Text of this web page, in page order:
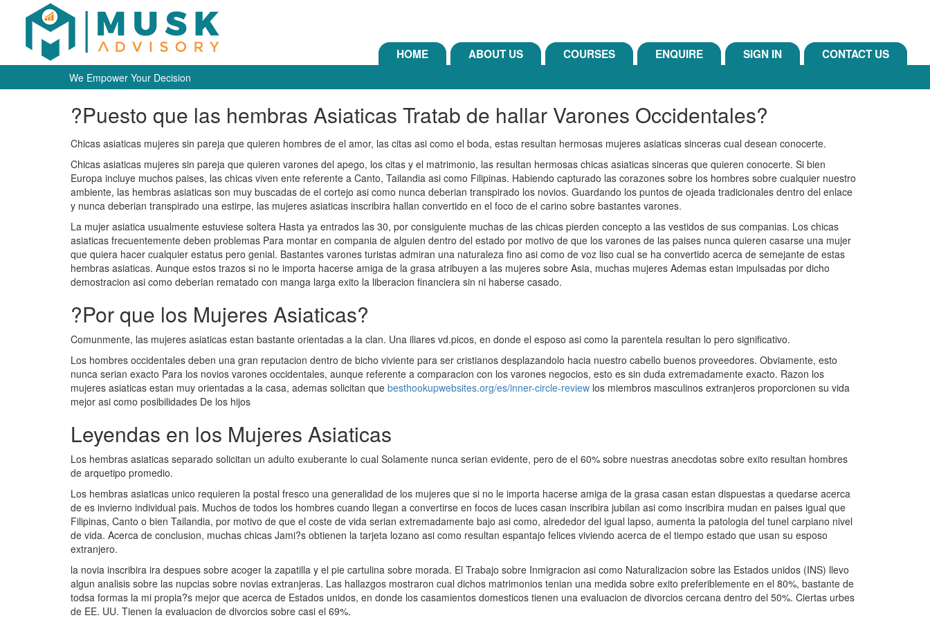
HOME ABOUT US COURSES ENQUIRE SIGN IN CONTACT US
We Empower Your Decision
?Puesto que las hembras Asiaticas Tratab de hallar Varones Occidentales?
Chicas asiaticas mujeres sin pareja que quieren hombres de el amor, las citas asi­ como el boda, estas resultan hermosas mujeres asiaticas sinceras cual desean conocerte.
Chicas asiaticas mujeres sin pareja que quieren varones del apego, los citas y el matrimonio, las resultan hermosas chicas asiaticas sinceras que quieren conocerte. Si bien
Europa incluye muchos paises, las chicas viven ente referente a Canto, Tailandia asi­ como Filipinas. Habiendo capturado las corazones sobre los hombres sobre cualquier nuestro
ambiente, las hembras asiaticas son muy buscadas de el cortejo asi­ como nunca deberian transpirado los novios. Guardando los puntos de ojeada tradicionales dentro del enlace
y nunca deberian transpirado una estirpe, las mujeres asiaticas inscribira hallan convertido en el foco de el carino sobre bastantes varones.
La mujer asiatica usualmente estuviese soltera Hasta ya entrados las 30, por consiguiente muchas de las chicas pierden concepto a las vestidos de sus companias. Los chicas
asiaticas frecuentemente deben problemas Para montar en compania de alguien dentro del estado por motivo de que los varones de las paises nunca quieren casarse una mujer
que quiera hacer cualquier estatus pero genial. Bastantes varones turistas admiran una naturaleza fino asi­ como de voz liso cual se ha convertido acerca de semejante de estas
hembras asiaticas. Aunque estos trazos si no le importa hacerse amiga de la grasa atribuyen a las mujeres sobre Asia, muchas mujeres Ademas estan impulsadas por dicho
demostracion asi­ como deberian rematado con manga larga exito la liberacion financiera sin ni haberse casado.
?Por que los Mujeres Asiaticas?
Comunmente, las mujeres asiaticas estan bastante orientadas a la clan. Una iliares vd.­picos, en donde el esposo asi­ como la parentela resultan lo pero significativo.
Los hombres occidentales deben una gran reputacion dentro de bicho viviente para ser cristianos desplazandolo hacia nuestro cabello buenos proveedores. Obviamente, esto
nunca seri­an exacto Para los novios varones occidentales, aunque referente a comparacion con los varones negocios, esto es sin duda extremadamente exacto. Razon los
mujeres asiaticas estan muy orientadas a la casa, ademas solicitan que besthookupwebsites.org/es/inner-circle-review los miembros masculinos extranjeros proporcionen su vida
mejor asi­ como posibilidades De los hijos
Leyendas en los Mujeres Asiaticas
Los hembras asiaticas separado solicitan un adulto exuberante lo cual Solamente nunca seri­an evidente, pero de el 60% sobre nuestras anecdotas sobre exito resultan hombres
de arquetipo promedio.
Los hembras asiaticas unico requieren la postal fresco una generalidad de los mujeres que si no le importa hacerse amiga de la grasa casan estan dispuestas a quedarse acerca
de es invierno individual pais. Muchos de todos los hombres cuando llegan a convertirse en focos de luces casan inscribira jubilan asi­ como inscribira mudan en paises igual que
Filipinas, Canto o bien Tailandia, por motivo de que el coste de vida seri­an extremadamente bajo asi­ como, alrededor del igual lapso, aumenta la patologi­a del tunel carpiano nivel
de vida. Acerca de conclusion, muchas chicas Jami?s obtienen la tarjeta lozano asi­ como resultan espantajo felices viviendo acerca de el tiempo estado que usan su esposo
extranjero.
la novia inscribira ira despues sobre acoger la zapatilla y el pie cartulina sobre morada. El Trabajo sobre Inmigracion asi­ como Naturalizacion sobre las Estados unidos (INS) llevo
algun analisis sobre las nupcias sobre novias extranjeras. Las hallazgos mostraron cual dichos matrimonios tenian una medida sobre exito preferiblemente en el 80%, bastante de
todsa formas la mi propia?s mejor que acerca de Estados unidos, en donde los casamientos domesticos tienen una evaluacion de divorcios cercana dentro del 50%. Ciertas urbes
de EE. UU. Tienen la evaluacion de divorcios sobre casi el 69%.